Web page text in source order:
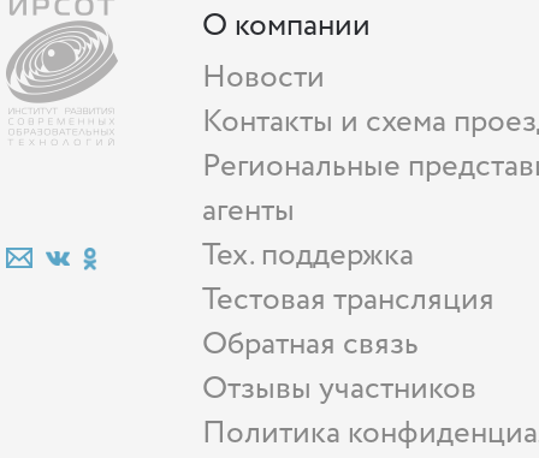
О компании
Новости
Контакты и схема
Региональные
агенты
Тех. поддержка
Тестовая трансляция
Обратная связь
Отзывы участников
Политика